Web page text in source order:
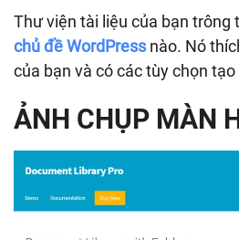
Thư viện tài liệu của bạn trông
chủ đề WordPress nào. Nó
của bạn và có các tùy chọn
ẢNH CHỤP MÀN